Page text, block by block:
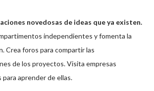
novedosas de ideas que ya existen.
independientes y fomenta la
Crea foros para compartir las
de los proyectos. Visita empresas
para aprender de ellas.